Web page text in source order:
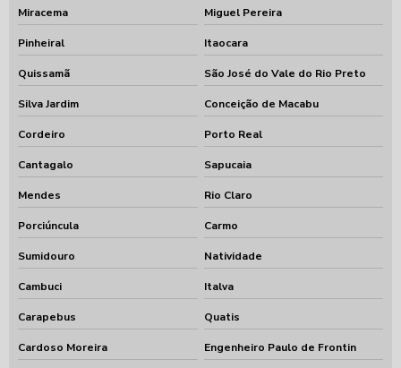
Miracema Miguel Pereira
Pinheiral Itaocara
Quissamã São José do Vale do Rio Preto
Silva Jardim Conceição de Macabu
Cordeiro Porto Real
Cantagalo Sapucaia
Mendes Rio Claro
Porciúncula Carmo
Sumidouro Natividade
Cambuci Italva
Carapebus Quatis
Cardoso Moreira Engenheiro Paulo de Frontin